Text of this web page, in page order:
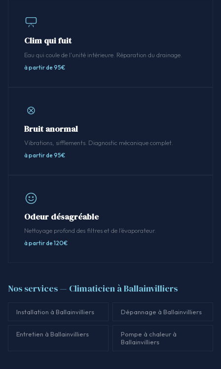
Clim qui fuit
Eau qui coule de l'unité intérieure. Réparation du drainage.
à partir de 95€
Bruit anormal
Vibrations, sifflements. Diagnostic mécanique complet.
à partir de 95€
Odeur désagréable
Nettoyage profond des filtres et de l'évaporateur.
à partir de 120€
Nos services — Climaticien à Ballainvilliers
Installation à Ballainvilliers Dépannage à Ballainvilliers
Entretien à Ballainvilliers
Pompe à chaleur à
Ballainvilliers